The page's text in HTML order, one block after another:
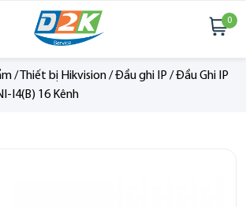
0
/ Thiết bị Hikvision/Đầu ghi IP /Đầu Ghi IP
I4(B) 16 Kênh